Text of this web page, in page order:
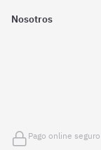
Nosotros
Pago online seguro